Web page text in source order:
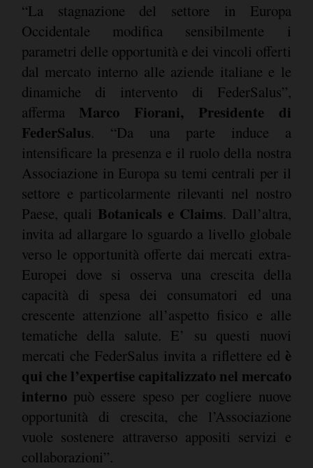
“La stagnazione del settore in Europa
Occidentale modifica sensibilmente i
parametri delle opportunità e dei vincoli offerti
dal mercato interno alle aziende italiane e le
dinamiche di intervento di FederSalus”,
afferma Marco Fiorani, Presidente di
FederSalus. “Da una parte induce a
intensificare la presenza e il ruolo della nostra
Associazione in Europa su temi centrali per il
settore e particolarmente rilevanti nel nostro
Paese, quali Botanicals e Claims. Dall’altra,
invita ad allargare lo sguardo a livello globale
verso le opportunità offerte dai mercati extra-
Europei dove si osserva una crescita della
capacità di spesa dei consumatori ed una
crescente attenzione all’aspetto fisico e alle
tematiche della salute. E’ su questi nuovi
mercati che FederSalus invita a riflettere ed è
qui che l’expertise capitalizzato nel mercato
interno può essere speso per cogliere nuove
opportunità di crescita, che l’Associazione
vuole sostenere attraverso appositi servizi e
collaborazioni”.